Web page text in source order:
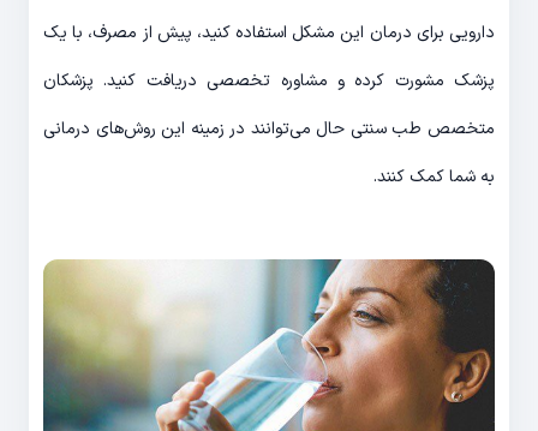
دارویی برای درمان این مشکل استفاده کنید، پیش از مصرف، با یک
پزشک مشورت کرده و مشاوره تخصصی دریافت کنید. پزشکان
متخصص طب سنتی حال می‌توانند در زمینه این روش‌های درمانی
به شما کمک کنند.